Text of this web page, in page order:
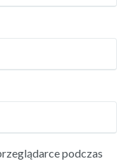
podczas